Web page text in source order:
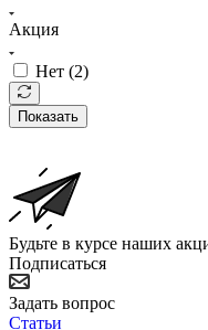
Акция
Нет (2)
Показать
Будьте в курсе наших
Подписаться
Задать вопрос
Статьи